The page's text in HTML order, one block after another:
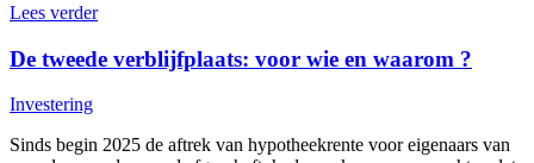
Lees verder
De tweede verblijfplaats: voor wie en waarom ?
Investering
Sinds begin 2025 de aftrek van hypotheekrente voor eigenaars van